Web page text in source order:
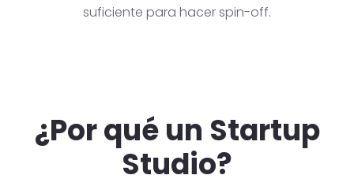
suficiente para hacer spin-off.
¿Por qué un Startup
Studio?